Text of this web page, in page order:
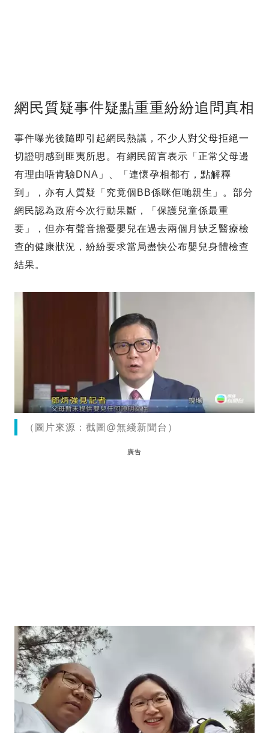
網民質疑事件疑點重重紛紛追問真相
事件曝光後隨即引起網民熱議，不少人對父母拒絕一
切證明感到匪夷所思。有網民留言表示「正常父母邊
有理由唔肯驗DNA」、「連懷孕相都冇，點解釋
到」，亦有人質疑「究竟個BB係咪佢哋親生」。部分
網民認為政府今次行動果斷，「保護兒童係最重
要」，但亦有聲音擔憂嬰兒在過去兩個月缺乏醫療檢
查的健康狀況，紛紛要求當局盡快公布嬰兒身體檢查
結果。
（圖片來源：截圖@無綫新聞台）
廣告